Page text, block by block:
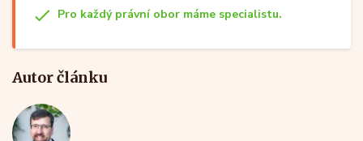
Pro každý právní obor máme specialistu.
Autor článku